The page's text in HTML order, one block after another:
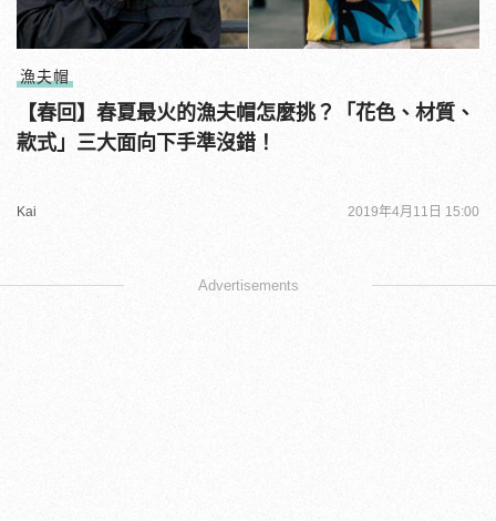
漁夫帽
【春回】春夏最火的漁夫帽怎麼挑？「花色、材質、
款式」三大面向下手準沒錯！
Kai 2019年4月11日 15:00
Advertisements